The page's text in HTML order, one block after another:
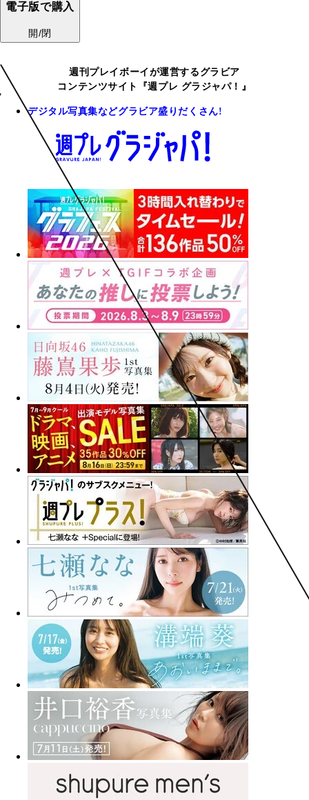
電子版で購入
開/閉
週刊プレイボーイが運営するグラビア
コンテンツサイト『週プレ グラジャパ！』
デジタル写真集などグラビア盛りだくさん!